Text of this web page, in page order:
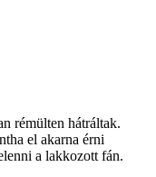
rémülten hátráltak.
el akarna érni
a lakkozott fán.